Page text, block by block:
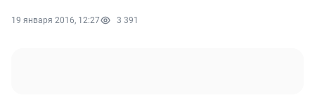
19 января 2016, 12:27 3 391